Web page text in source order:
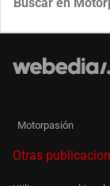
Motorpasión
Otras